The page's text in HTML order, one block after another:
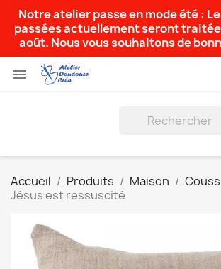
Notre atelier passe en mode été :
passées actuellement seront
août. Nous vous souhaitons de

Accueil Produits Maison
Jésus est ressuscité